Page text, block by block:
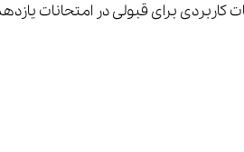
در امتحانات یازدهم انسانی ارائه می‌شود تا مسیر آمادگی